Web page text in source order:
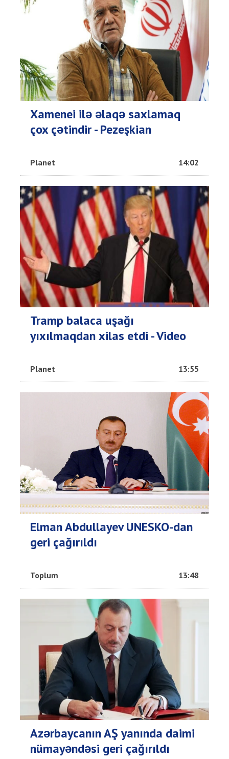
Xamenei ilə əlaqə saxlamaq
çox çətindir - Pezeşkian
Planet 14:02
Tramp balaca uşağı
yıxılmaqdan xilas etdi - Video
Planet 13:55
Elman Abdullayev UNESKO-dan
geri çağırıldı
Toplum 13:48
Azərbaycanın AŞ yanında daimi
nümayəndəsi geri çağırıldı